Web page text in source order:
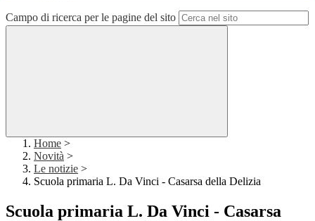
Campo di ricerca per le pagine del sito
Home >
Novità >
Le notizie >
Scuola primaria L. Da Vinci - Casarsa della Delizia
Scuola primaria L. Da Vinci - Casarsa